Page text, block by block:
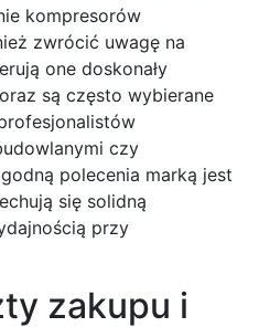
kompresorów
zwrócić uwagę na
one doskonały
są często wybierane
czy
polecenia marką jest
się solidną
przy
zakupu i